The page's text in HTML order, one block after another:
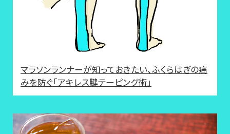
マラソンランナーが知っておきたい、ふくらはぎの痛
みを防ぐ「アキレス腱テーピング術」